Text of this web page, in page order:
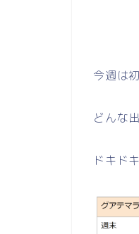
今週は
どんな
ドキド